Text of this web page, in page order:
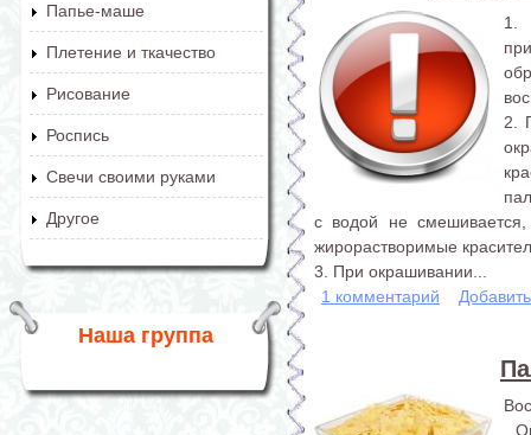
Папье-маше
Плетение и ткачество
Рисование
Роспись
Свечи своими руками
Другое
Наша группа
1.
2.
с водой не
жирорастворимые
3. При окрашивании...
1 комментарий